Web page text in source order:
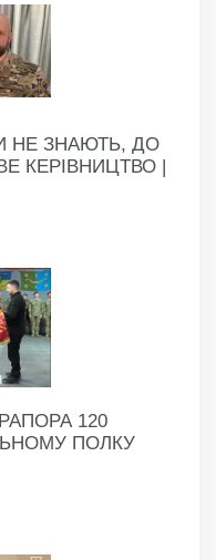
НЕ ЗНАЮТЬ, ДО
КЕРІВНИЦТВО |
120
ПОЛКУ